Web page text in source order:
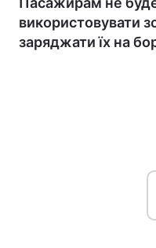
використовувати
заряджати їх на